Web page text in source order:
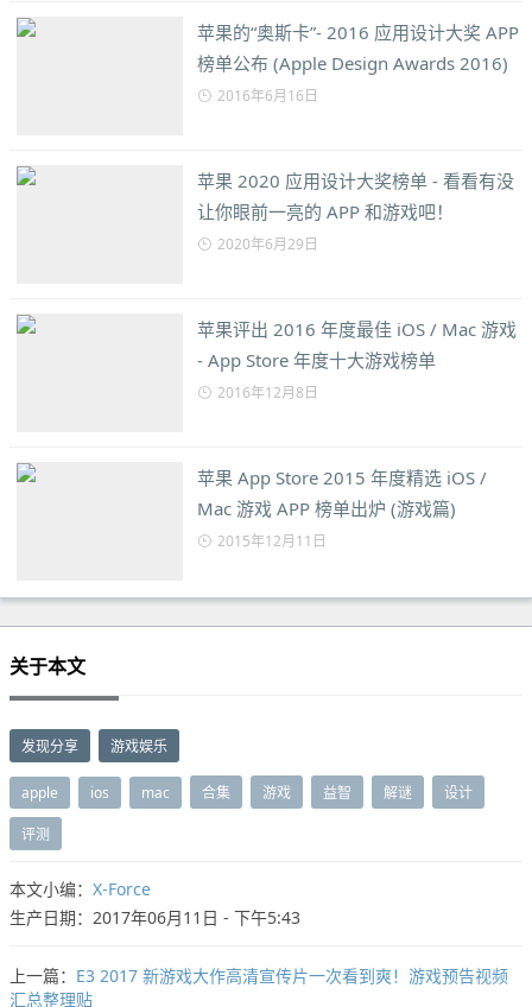
苹果的“奥斯卡”- 2016 应用设计大奖 APP
榜单公布 (Apple Design Awards 2016)
2016年6月16日
苹果 2020 应用设计大奖榜单 - 看看有没
让你眼前一亮的 APP 和游戏吧！
2020年6月29日
苹果评出 2016 年度最佳 iOS / Mac 游戏
- App Store 年度十大游戏榜单
2016年12月8日
苹果 App Store 2015 年度精选 iOS /
Mac 游戏 APP 榜单出炉 (游戏篇)
2015年12月11日
关于本文
发现分享 游戏娱乐
apple ios mac 合集 游戏 益智 解谜 设计
评测
本文小编： X-Force
生产日期：2017年06月11日 - 下午5:43
上一篇： E3 2017 新游戏大作高清宣传片一次看到爽！游戏预告视频
汇总整理贴